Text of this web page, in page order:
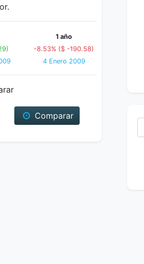
1 año
-8.53% ($ -190.58)
4 Enero 2009
Comparar